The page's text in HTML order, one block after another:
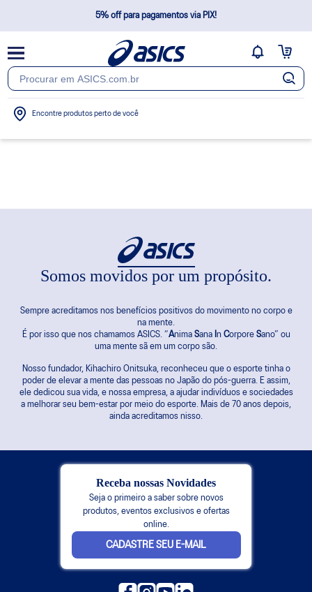
5% off para pagamentos via PIX!
Frete Grátis Brasil*
Não cobramos taxas extras após a confirmação do pedido
Encontre produtos perto de você
Somos movidos por um propósito.
Sempre acreditamos nos benefícios positivos do movimento no corpo e
na mente.
É por isso que nos chamamos ASICS. “Anima Sana n Corpore Sano” ou
uma mente sã em um corpo são.
Nosso fundador, Kihachiro Onitsuka, reconheceu que o esporte tinha o
poder de elevar a mente das pessoas no Japão do pós-guerra. E assim,
ele dedicou sua vida, e nossa empresa, a ajudar indivíduos e sociedades
a melhorar seu bem-estar por meio do esporte. Mais de 70 anos depois,
ainda acreditamos nisso.
Receba nossas Novidades
Seja o primeiro a saber sobre novos
produtos, eventos exclusivos e ofertas
online.
CADASTRE SEU E-MAIL